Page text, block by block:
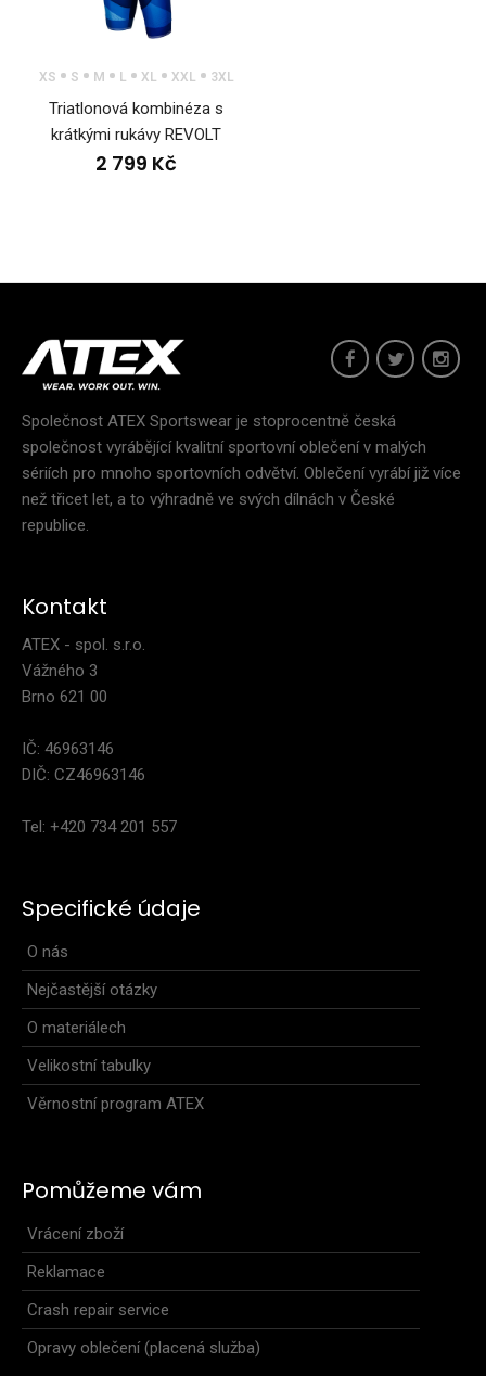
XS S M L XL XXL 3XL
Triatlonová kombinéza s
krátkými rukávy REVOLT
2 799 Kč
Společnost ATEX Sportswear je stoprocentně česká
společnost vyrábějící kvalitní sportovní oblečení v malých
sériích pro mnoho sportovních odvětví. Oblečení vyrábí již více
než třicet let, a to výhradně ve svých dílnách v České
republice.
Kontakt
ATEX - spol. s.r.o.
Vážného 3
Brno 621 00
IČ: 46963146
DIČ: CZ46963146
Tel: +420 734 201 557
Specifické údaje
O nás
Nejčastější otázky
O materiálech
Velikostní tabulky
Věrnostní program ATEX
Pomůžeme vám
Vrácení zboží
Reklamace
Crash repair service
Opravy oblečení (placená služba)